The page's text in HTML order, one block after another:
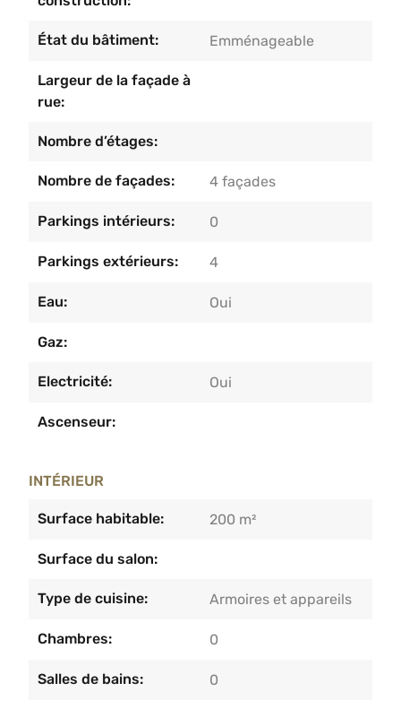
État du bâtiment: Emménageable
Largeur de la façade à
rue:
Nombre d’étages:
Nombre de façades: 4 façades
Parkings intérieurs: 0
Parkings extérieurs: 4
Eau: Oui
Gaz:
Electricité: Oui
Ascenseur:
INTÉRIEUR
Surface habitable: 200 m²
Surface du salon:
Type de cuisine: Armoires et appareils
Chambres: 0
Salles de bains: 0